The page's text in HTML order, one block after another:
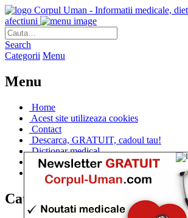
Corpul Uman - Informatii medicale,
afectiuni
Search
Categorii Menu
Menu
Home
Acest site utilizeaza cookies
Contact
Descarca, GRATUIT, cadoul tau!
Dictionar medical
Dr. Cristina IANUC
Linkuri utile
Categorii